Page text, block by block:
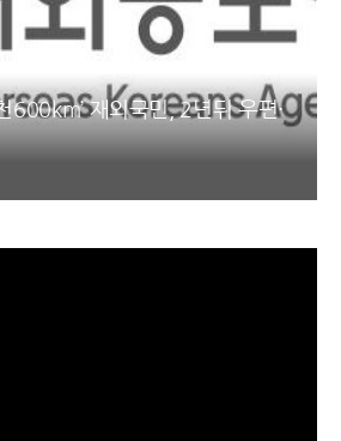
600km’ 재외국민, 2년뒤 우편·